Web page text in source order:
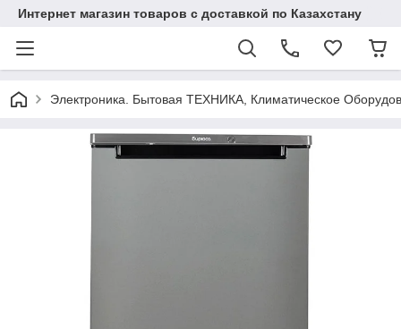
Интернет магазин товаров с доставкой по Казахстану
Электроника. Бытовая ТЕХНИКА, Климатическое